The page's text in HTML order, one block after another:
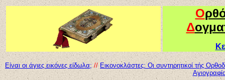
Ο
Δ
Είναι οι άγιες εικόνες είδωλα; // Εικονοκλάστες: Οι συντηρητικοί τής